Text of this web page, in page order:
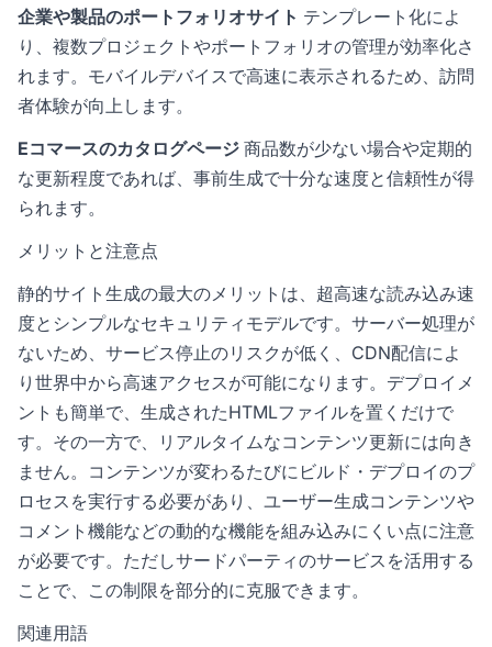
企業や製品のポートフォリオサイト テンプレート化によ
り、複数プロジェクトやポートフォリオの管理が効率化さ
れます。モバイルデバイスで高速に表示されるため、訪問
者体験が向上します。
Eコマースのカタログページ 商品数が少ない場合や定期的
な更新程度であれば、事前生成で十分な速度と信頼性が得
られます。
メリットと注意点
静的サイト生成の最大のメリットは、超高速な読み込み速
度とシンプルなセキュリティモデルです。サーバー処理が
ないため、サービス停止のリスクが低く、CDN配信によ
り世界中から高速アクセスが可能になります。デプロイメ
ントも簡単で、生成されたHTMLファイルを置くだけで
す。その一方で、リアルタイムなコンテンツ更新には向き
ません。コンテンツが変わるたびにビルド・デプロイのプ
ロセスを実行する必要があり、ユーザー生成コンテンツや
コメント機能などの動的な機能を組み込みにくい点に注意
が必要です。ただしサードパーティのサービスを活用する
ことで、この制限を部分的に克服できます。
関連用語